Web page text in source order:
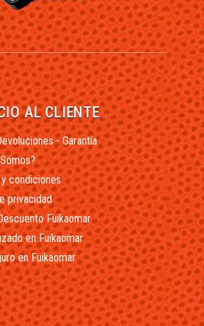
AL CLIENTE
- Garantía
condiciones
privacidad
Fuikaomar
en Fuikaomar
en Fuikaomar